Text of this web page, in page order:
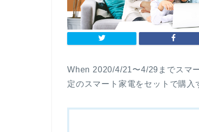
When 2020/4/21〜4/29までスマ
定のスマート家電をセットで購入